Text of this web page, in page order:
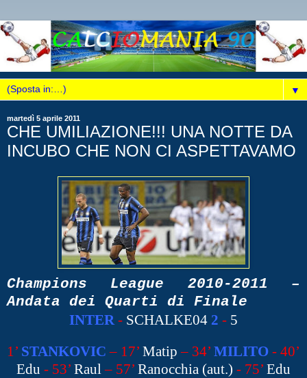
▼
martedì 5 aprile 2011
CHE UMILIAZIONE!!! UNA NOTTE DA
INCUBO CHE NON CI ASPETTAVAMO
Champions League 2010-2011 –
Andata dei Quarti di Finale
INTER- SCHALKE04 2 - 5
1’ STANKOVIC – 17’ Matip – 34’ MILITO - 40’
Edu - 53’ Raul– 57’ Ranocchia (aut.) - 75’ Edu